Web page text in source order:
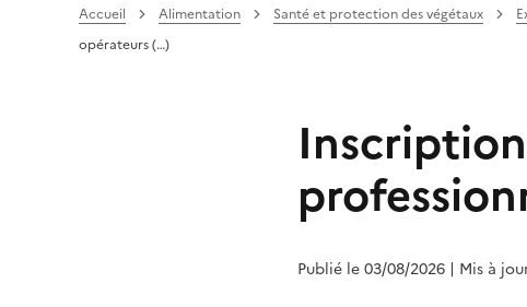
Accueil Alimentation Santé et protection des végétaux
opérateurs (…)
Publié le 03/08/2026 | Mis à